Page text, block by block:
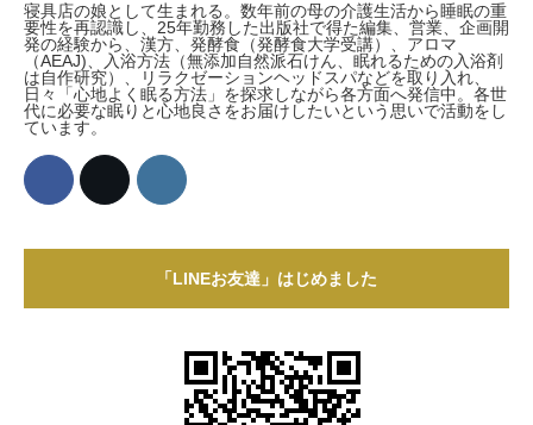
寝具店の娘として生まれる。数年前の母の介護生活から睡眠の重
要性を再認識し、25年勤務した出版社で得た編集、営業、企画開
発の経験から、漢方、発酵食（発酵食大学受講）、アロマ
（AEAJ)、入浴方法（無添加自然派石けん、眠れるための入浴剤
は自作研究）、リラクゼーションヘッドスパなどを取り入れ、
日々「心地よく眠る方法」を探求しながら各方面へ発信中。各世
代に必要な眠りと心地良さをお届けしたいという思いで活動をし
ています。
「LINEお友達」はじめました